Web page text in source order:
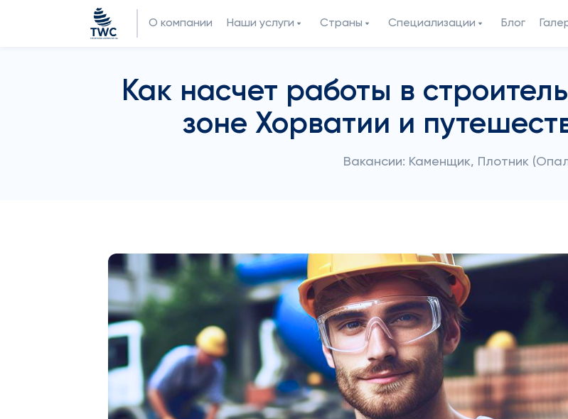
О компании Наши услуги Страны Специализации Блог
Как насчет работы в
зоне Хорватии и
Вакансии: Каменщик, Плотник